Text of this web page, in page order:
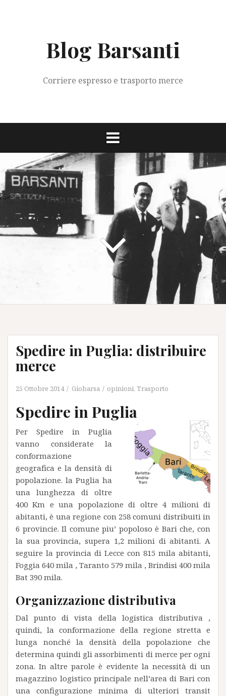
Blog Barsanti
Corriere espresso e trasporto merce
Spedire in Puglia: distribuire
merce
25 Ottobre 2014 Giobarsa opinioni, Trasporto
Spedire in Puglia
Per Spedire in Puglia
vanno considerate la
conformazione
geografica e la densità di
popolazione. la Puglia ha
una lunghezza di oltre
400 Km e una popolazione di oltre 4 milioni di
abitanti, è una regione con 258 comuni distribuiti in
6 provincie. Il comune piu’ popoloso è Bari che, con
la sua provincia, supera 1,2 milioni di abitanti. A
seguire la provincia di Lecce con 815 mila abitanti,
Foggia 640 mila , Taranto 579 mila , Brindisi 400 mila
Bat 390 mila.
Organizzazione distributiva
Dal punto di vista della logistica distributiva ,
quindi, la conformazione della regione stretta e
lunga nonché la densità della popolazione che
determina quindi gli assorbimenti di merce per ogni
zona. In altre parole è evidente la necessità di un
magazzino logistico principale nell’area di Bari con
una configurazione minima di ulteriori transit